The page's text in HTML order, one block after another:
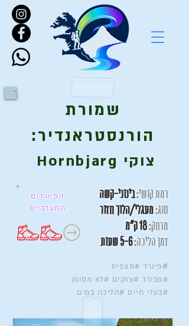
שמורת
הורנסטראנדיר:
צוקי Hornbjarg
הפיורדים
המערביים
רמת קושי:בינוני-קשה
סוג:מעגלי/הלוך חזור
מרחק:
זמן הליכה:5-6 שעות
#פיורד #תצפית
#מבודד #צוקים #לא מסומן
#בעלי חיים #הליכה במים